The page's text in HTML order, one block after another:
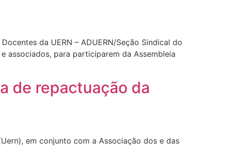
da UERN – ADUERN/Seção Sindical do
associados, para participarem da Assembleia
de repactuação da
em conjunto com a Associação dos e das